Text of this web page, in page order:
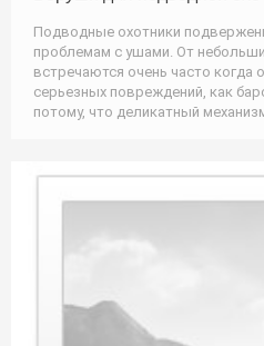
Подводные охотники
проблемам с ушами. От
встречаются очень часто когда
серьезных повреждений, как
потому, что деликатный